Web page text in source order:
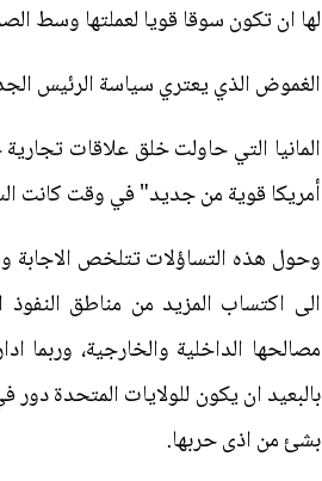
لها ان تكون سوقا قويا لعملتها وسط
الغموض الذي يعتري سياسة الرئيس
المانيا التي حاولت خلق علاقات
أمريكا قوية من جديد" في وقت كانت
وحول هذه التساؤلات تتلخص الاجابة
الى اكتساب المزيد من مناطق النفوذ
مصالحها الداخلية والخارجية،
بالبعيد ان يكون للولايات المتحدة
بشئ من اذى حربها.